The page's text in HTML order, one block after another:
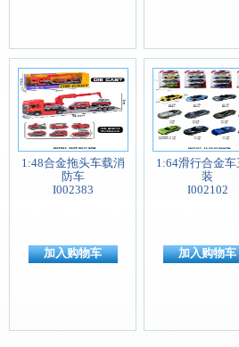
1:48合金拖头车载消
防车
I002383
加入购物车
1:64滑行合金车
装
I002102
加入购物车